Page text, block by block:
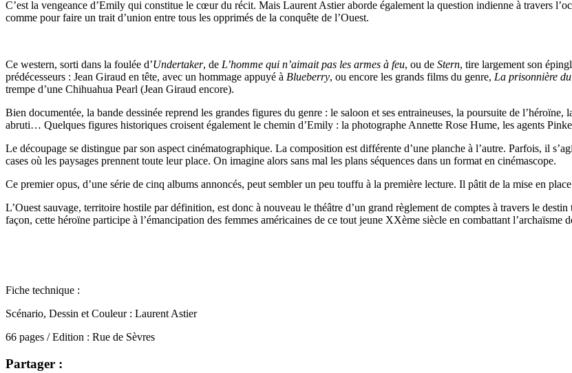
C’est la vengeance d’Emily qui constitue le cœur du récit. Mais Laurent Astier aborde également la question indienne à travers
comme pour faire un trait d’union entre tous les opprimés de la conquête de l’Ouest.
Ce western, sorti dans la foulée d’Undertaker, de L’homme qui n’aimait pas les armes à feu, ou de Stern, tire largement son
prédécesseurs : Jean Giraud en tête, avec un hommage appuyé à Blueberry, ou encore les grands films du genre, La prisonnière
trempe d’une Chihuahua Pearl (Jean Giraud encore).
Bien documentée, la bande dessinée reprend les grandes figures du genre : le saloon et ses entraineuses, la poursuite de
abruti… Quelques figures historiques croisent également le chemin d’Emily : la photographe Annette Rose Hume, les agents
Le découpage se distingue par son aspect cinématographique. La composition est différente d’une planche à l’autre. Parfois, il
cases où les paysages prennent toute leur place. On imagine alors sans mal les plans séquences dans un format en cinémascope.
Ce premier opus, d’une série de cinq albums annoncés, peut sembler un peu touffu à la première lecture. Il pâtit de la mise en
L’Ouest sauvage, territoire hostile par définition, est donc à nouveau le théâtre d’un grand règlement de comptes à travers le
façon, cette héroïne participe à l’émancipation des femmes américaines de ce tout jeune XXème siècle en combattant l’archaïsme
Fiche technique :
Scénario, Dessin et Couleur : Laurent Astier
66 pages / Edition : Rue de Sèvres
Partager :